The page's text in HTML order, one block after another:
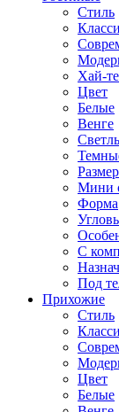
Стиль
Хай-
Цвет
Белые
Венге
Размер
Мини
Форма
С
Под
Прихожие
Стиль
Цвет
Белые